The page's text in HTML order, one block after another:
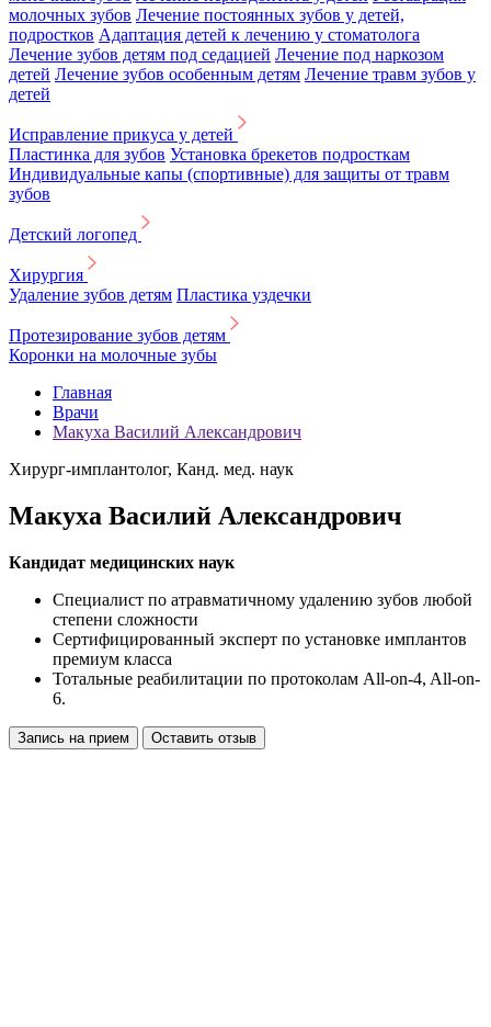
молочных зубов Лечение постоянных зубов у детей,
подростков Адаптация детей к лечению у стоматолога
Лечение зубов детям под седацией Лечение под наркозом
детей Лечение зубов особенным детям Лечение травм зубов у
детей
Исправление прикуса у детей
Пластинка для зубов Установка брекетов подросткам
Индивидуальные капы (спортивные) для защиты от травм
зубов
Детский логопед
Хирургия
Удаление зубов детям Пластика уздечки
Протезирование зубов детям
Коронки на молочные зубы
Главная
Врачи
Макуха Василий Александрович
Хирург-имплантолог, Канд. мед. наук
Макуха Василий Александрович
Кандидат медицинских наук
Специалист по атравматичному удалению зубов любой
степени сложности
Сертифицированный эксперт по установке имплантов
премиум класса
Тотальные реабилитации по протоколам All-on-4, All-on-
6.
Запись на прием Оставить отзыв